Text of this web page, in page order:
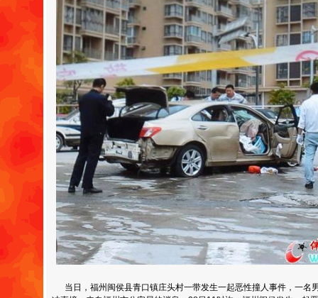
当日，福州闽侯县青口镇庄头村一带发生一起恶性撞人事件，一名